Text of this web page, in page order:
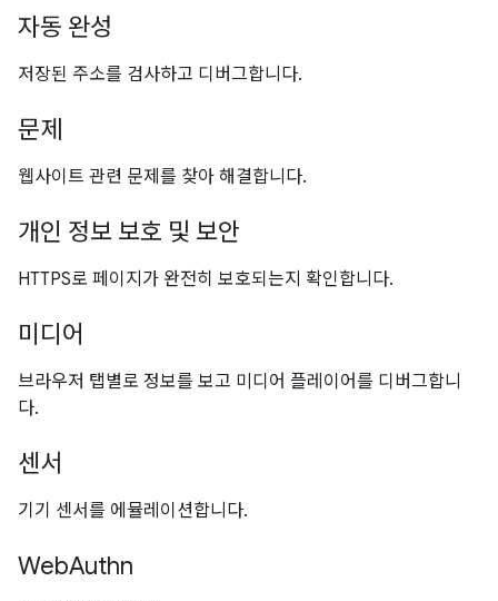
자동 완성
저장된 주소를 검사하고 디버그합니다.
문제
웹사이트 관련 문제를 찾아 해결합니다.
개인 정보 보호 및 보안
HTTPS로 페이지가 완전히 보호되는지 확인합니다.
미디어
브라우저 탭별로 정보를 보고 미디어 플레이어를 디버그합니
다.
센서
기기 센서를 에뮬레이션합니다.
WebAuthn